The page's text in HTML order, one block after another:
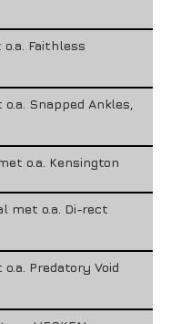
Faithless
Snapped Ankles,
o.a. Kensington
met o.a. Di-rect
Predatory Void